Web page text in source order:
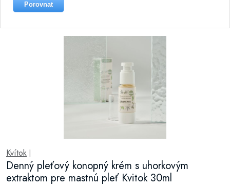
Porovnat
Kvítok
Denný pleťový konopný krém s uhorkovým
extraktom pre mastnú pleť Kvitok 30ml